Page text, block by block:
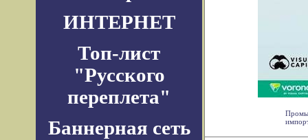
ИНТЕРНЕТ
Топ-лист
"Русского
переплета"
Баннерная сеть